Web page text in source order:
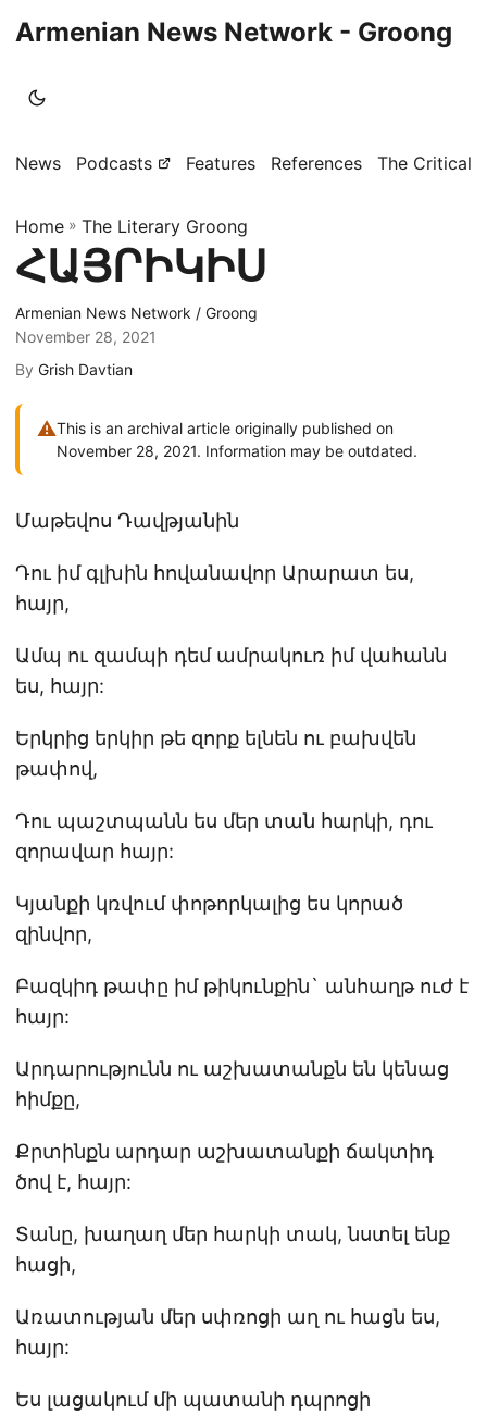
Armenian News Network - Groong
News Podcasts Features References The Critical
Home » The Literary Groong
ՀԱՅՐԻԿԻՍ
Armenian News Network / Groong
November 28, 2021
By Grish Davtian
⚠This is an archival article originally published on
November 28, 2021. Information may be outdated.
Մաթեվոս Դավթյանին
Դու իմ գլխին հովանավոր Արարատ ես,
հայր,
Ամպ ու զամպի դեմ ամրակուռ իմ վահանն
ես, հայր:
Երկրից երկիր թե զորք ելնեն ու բախվեն
թափով,
Դու պաշտպանն ես մեր տան հարկի, դու
զորավար հայր:
Կյանքի կռվում փոթորկալից ես կորած
զինվոր,
Բազկիդ թափը իմ թիկունքին` անհաղթ ուժ է
հայր:
Արդարությունն ու աշխատանքն են կենաց
հիմքը,
Քրտինքն արդար աշխատանքի ճակտիդ
ծով է, հայր:
Տանը, խաղաղ մեր հարկի տակ, նստել ենք
հացի,
Առատության մեր սփռոցի աղ ու հացն ես,
հայր:
Ես լացակում մի պատանի դպրոցի